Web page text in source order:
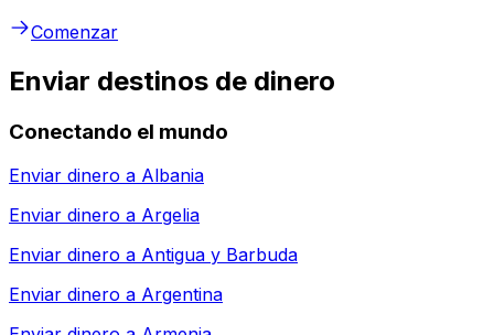
Comenzar
Enviar destinos de dinero
Conectando el mundo
Enviar dinero a Albania
Enviar dinero a Argelia
Enviar dinero a Antigua y Barbuda
Enviar dinero a Argentina